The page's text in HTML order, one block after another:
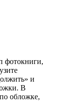
фотокниги,
и
В
обложке,